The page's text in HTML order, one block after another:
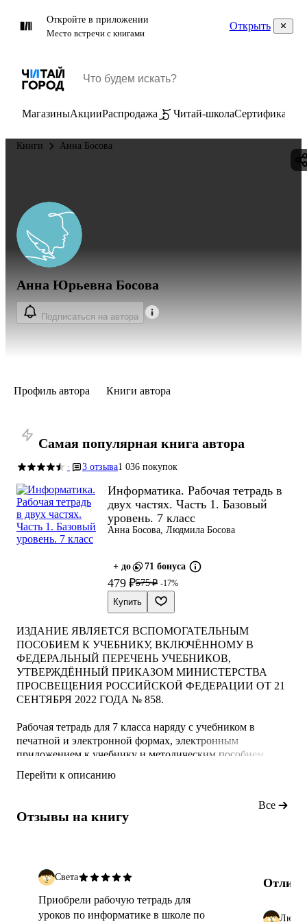
Откройте в приложении
Место встречи с книгами
Открыть
МагазиныАкцииРаспродажа Читай-школаСертификаты
Книги Анна Босова
Анна Юрьевна Босова
Подписаться на автора
Профиль автора Книги автора
Самая популярная книга автора
· 3 отзыва1 036 покупок
Информатика. Рабочая тетрадь в
двух частях. Часть 1. Базовый
уровень. 7 класс
Анна Босова, Людмила Босова
+ до 71 бонуса
479 ₽575 ₽ -17%
Купить
ИЗДАНИЕ ЯВЛЯЕТСЯ ВСПОМОГАТЕЛЬНЫМ
ПОСОБИЕМ К УЧЕБНИКУ, ВКЛЮЧЁННОМУ В
ФЕДЕРАЛЬНЫЙ ПЕРЕЧЕНЬ УЧЕБНИКОВ,
УТВЕРЖДЁННЫЙ ПРИКАЗОМ МИНИСТЕРСТВА
ПРОСВЕЩЕНИЯ РОССИЙСКОЙ ФЕДЕРАЦИИ ОТ 21
СЕНТЯБРЯ 2022 ГОДА № 858.
Рабочая тетрадь для 7 класса наряду с учебником в
печатной и электронной формах, электронным
приложением к учебнику и методическим пособием
школы (7–9 классы). Содержит систему заданий базового,
рисунков, схем, таблиц, блок-схем на воспроизведение и
практическое применение изучаемого материала;
Перейти к описанию
Отзывы на книгу
Все
Света
Приобрели рабочую тетрадь для
уроков по информатике в школе по